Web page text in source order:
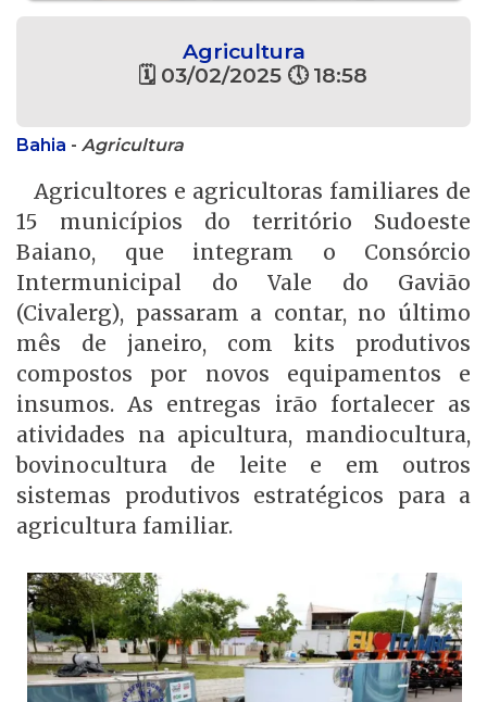
Agricultura
🗓 03/02/2025 🕔 18:58
Bahia - Agricultura
Agricultores e agricultoras familiares de
15 municípios do território Sudoeste
Baiano, que integram o Consórcio
Intermunicipal do Vale do Gavião
(Civalerg), passaram a contar, no último
mês de janeiro, com kits produtivos
compostos por novos equipamentos e
insumos. As entregas irão fortalecer as
atividades na apicultura, mandiocultura,
bovinocultura de leite e em outros
sistemas produtivos estratégicos para a
agricultura familiar.